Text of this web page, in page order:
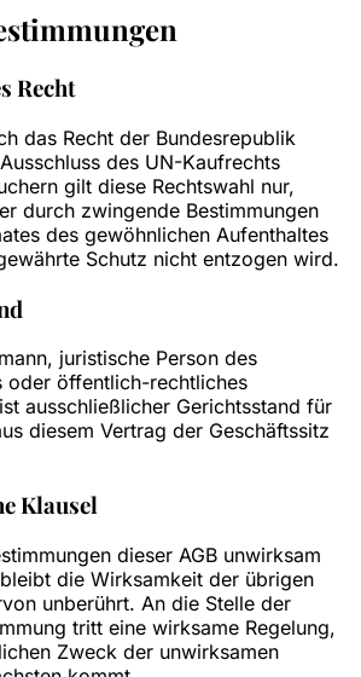
Recht
das Recht der Bundesrepublik
des UN-Kaufrechts
gilt diese Rechtswahl nur,
durch zwingende Bestimmungen
des gewöhnlichen Aufenthaltes
Schutz nicht entzogen wird.
juristische Person des
oder öffentlich-rechtliches
ausschließlicher Gerichtsstand für
diesem Vertrag der Geschäftssitz
Klausel
dieser AGB unwirksam
die Wirksamkeit der übrigen
unberührt. An die Stelle der
tritt eine wirksame Regelung,
Zweck der unwirksamen